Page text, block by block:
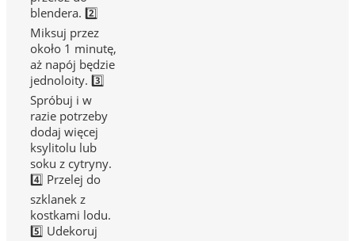
blendera. 2️⃣
Miksuj przez
około 1 minutę,
aż napój będzie
jednoloity. 3️⃣
Spróbuj i w
razie potrzeby
dodaj więcej
ksylitolu lub
soku z cytryny.
4️⃣ Przelej do
szklanek z
kostkami lodu.
5️⃣ Udekoruj